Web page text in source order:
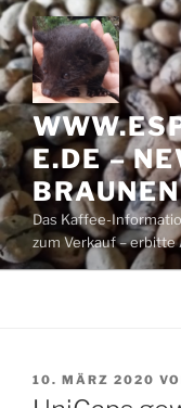
Zum
Inhalt
springen
E.DE –
Das Kaffee-
zum Verkauf – erbitte
VERÖFFENTLICHT
AM
10. MÄRZ 2020